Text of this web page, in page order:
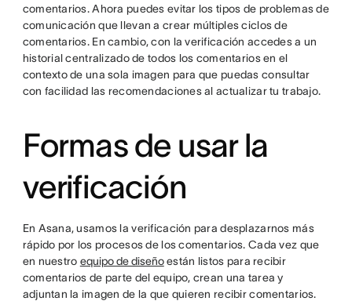
comentarios. Ahora puedes evitar los tipos de problemas de
comunicación que llevan a crear múltiples ciclos de
comentarios. En cambio, con la verificación accedes a un
historial centralizado de todos los comentarios en el
contexto de una sola imagen para que puedas consultar
con facilidad las recomendaciones al actualizar tu trabajo.
Formas de usar la
verificación
En Asana, usamos la verificación para desplazarnos más
rápido por los procesos de los comentarios. Cada vez que
en nuestro equipo de diseñoestán listos para recibir
comentarios de parte del equipo, crean una tarea y
adjuntan la imagen de la que quieren recibir comentarios.